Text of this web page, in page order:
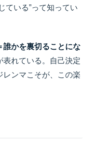
ている”って知ってい
誰かを裏切ることにな
表れている。自己決定
レンマこそが、この楽